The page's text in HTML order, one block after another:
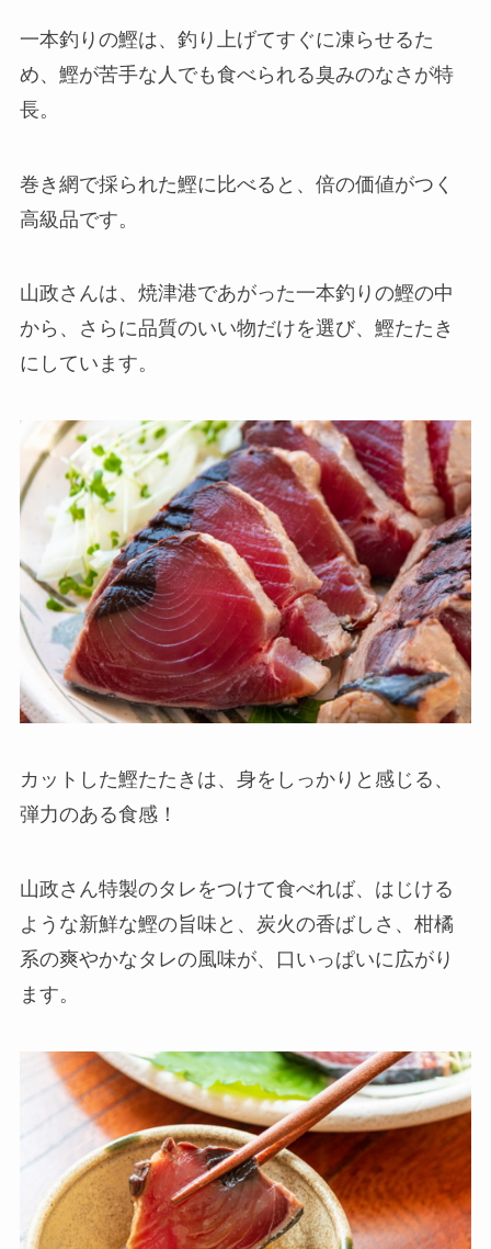
一本釣りの鰹は、釣り上げてすぐに凍らせるた
め、鰹が苦手な人でも食べられる臭みのなさが特
長。
巻き網で採られた鰹に比べると、倍の価値がつく
高級品です。
山政さんは、焼津港であがった一本釣りの鰹の中
から、さらに品質のいい物だけを選び、鰹たたき
にしています。
カットした鰹たたきは、身をしっかりと感じる、
弾力のある食感！
山政さん特製のタレをつけて食べれば、はじける
ような新鮮な鰹の旨味と、炭火の香ばしさ、柑橘
系の爽やかなタレの風味が、口いっぱいに広がり
ます。